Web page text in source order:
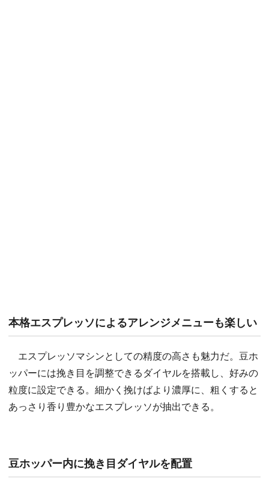
本格エスプレッソによるアレンジメニューも楽しい
エスプレッソマシンとしての精度の高さも魅力だ。豆ホ
ッパーには挽き目を調整できるダイヤルを搭載し、好みの
粒度に設定できる。細かく挽けばより濃厚に、粗くすると
あっさり香り豊かなエスプレッソが抽出できる。
豆ホッパー内に挽き目ダイヤルを配置